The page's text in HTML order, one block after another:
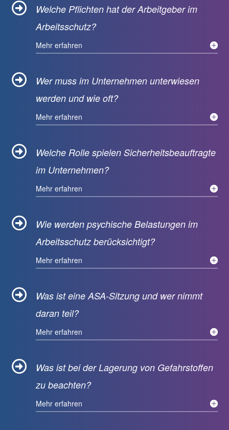

Welche Pflichten hat der Arbeitgeber im
Arbeitsschutz?
Mehr erfahren

Wer muss im Unternehmen unterwiesen
werden und wie oft?
Mehr erfahren

Welche Rolle spielen Sicherheitsbeauftragte
im Unternehmen?
Mehr erfahren

Wie werden psychische Belastungen im
Arbeitsschutz berücksichtigt?
Mehr erfahren

Was ist eine ASA-Sitzung und wer nimmt
daran teil?
Mehr erfahren

Was ist bei der Lagerung von Gefahrstoffen
zu beachten?
Mehr erfahren